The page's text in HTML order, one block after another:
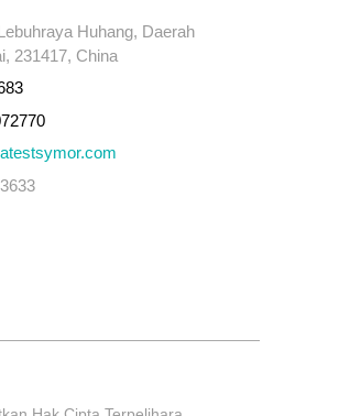
Huhang, Daerah
231417, China